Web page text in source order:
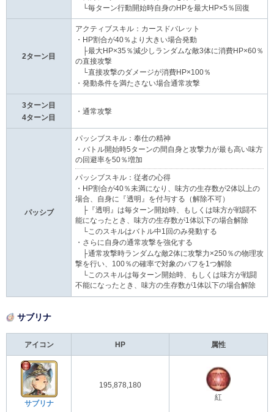
└毎ターン行動開始時自身のHPを最大HP×5％回復
2ターン目
アクティブスキル：カースドバレット
・HP割合が40％より大きい場合発動
├最大HP×35％減少しランダムな敵3体に消費HP×60％
の直接攻撃
└直接攻撃のダメージが消費HP×100％
・発動条件を満たさない場合通常攻撃
3ターン目
4ターン目
・通常攻撃
パッシブ
パッシブスキル：奉仕の精神
・バトル開始時5ターンの間自身と攻撃力が最も高い味方
の回避率を50％増加
パッシブスキル：従者の心得
・HP割合が40％未満になり、味方の生存数が2体以上の
場合、自身に『透明』を付与する（解除不可）
├『透明』は毎ターン開始時、もしくは味方が戦闘不
能になったとき、味方の生存数が1体以下の場合解除
└このスキルはバトル中1回のみ発動する
・さらに自身の通常攻撃を強化する
├通常攻撃時ランダムな敵2体に攻撃力×250％の物理攻
撃を行い、100％の確率で対象のバフを1つ解除
└このスキルは毎ターン開始時、もしくは味方が戦闘
不能になったとき、味方の生存数が1体以下の場合解除
サブリナ
アイコン HP 属性
サブリナ
195,878,180
紅